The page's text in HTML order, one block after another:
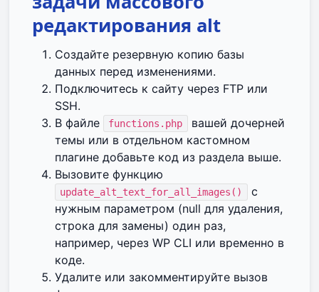
редактирования alt
Создайте резервную копию базы
данных перед изменениями.
Подключитесь к сайту через FTP или
SSH.
В файле
functions.php
вашей дочерней
темы или в отдельном кастомном
плагине добавьте код из раздела выше.
Вызовите функцию
update_alt_text_for_all_images()
с
нужным параметром (null для удаления,
строка для замены) один раз,
например, через WP CLI или временно в
коде.
Удалите или закомментируйте вызов